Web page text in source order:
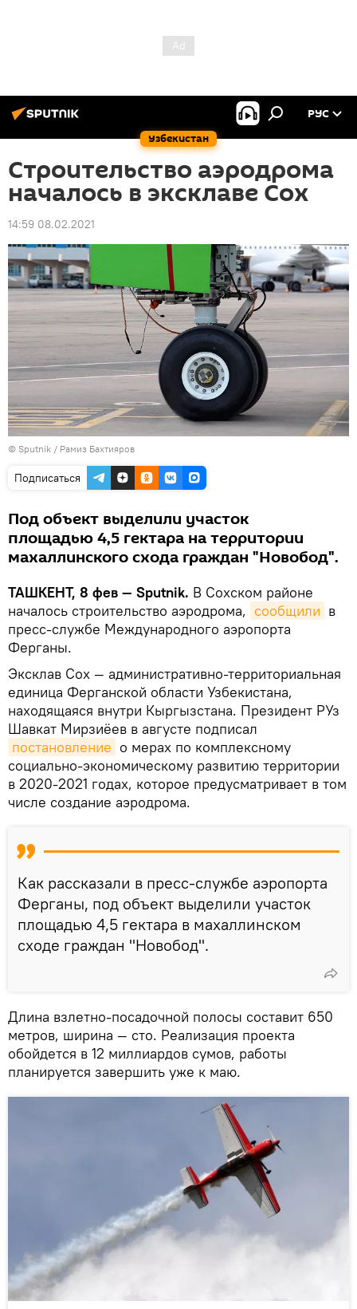
Узбекистан
РУС
Строительство аэродрома
началось в эксклаве Сох
14:59 08.02.2021
© Sputnik / Рамиз Бахтияров
Подписаться
Под объект выделили участок
площадью 4,5 гектара на территории
махаллинского схода граждан "Новобод".
ТАШКЕНТ, 8 фев — Sputnik. В Сохском районе
началось строительство аэродрома, сообщили в
пресс-службе Международного аэропорта
Ферганы.
Эксклав Сох — административно-территориальная
единица Ферганской области Узбекистана,
находящаяся внутри Кыргызстана. Президент РУз
Шавкат Мирзиёев в августе подписал
постановление о мерах по комплексному
социально-экономическому развитию территории
в 2020-2021 годах, которое предусматривает в том
числе создание аэродрома.
Как рассказали в пресс-службе аэропорта
Ферганы, под объект выделили участок
площадью 4,5 гектара в махаллинском
сходе граждан "Новобод".
Длина взлетно-посадочной полосы составит 650
метров, ширина — сто. Реализация проекта
обойдется в 12 миллиардов сумов, работы
планируется завершить уже к маю.